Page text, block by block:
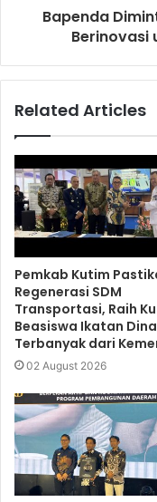
Bapenda
Berinovasi
Related Articles
Pemkab Kutim
Regenerasi SDM
Transportasi, Raih
Beasiswa Ikatan
Terbanyak dari
02 August 2026